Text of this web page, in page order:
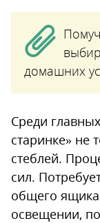
домашних
Среди
старинке» не
стеблей.
сил.
общего
освещении,